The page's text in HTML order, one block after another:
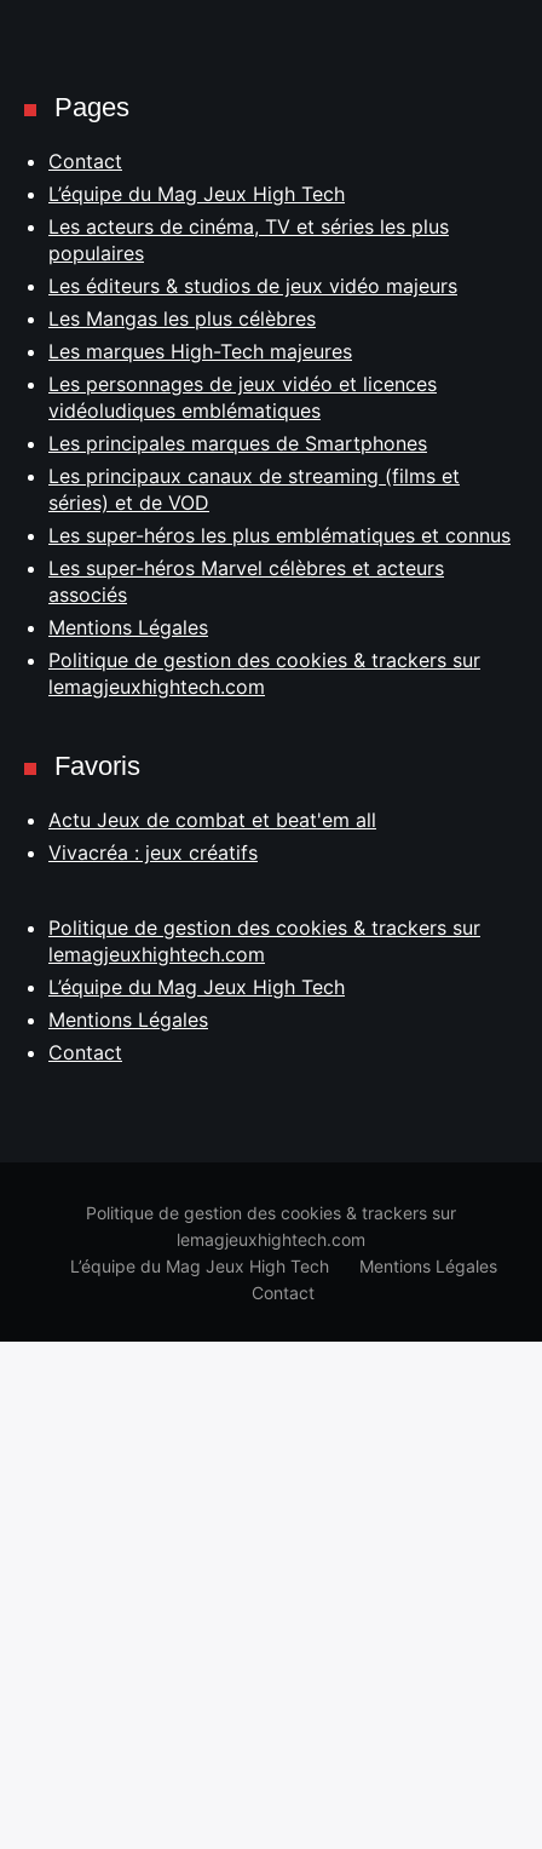
Pages
Contact
L’équipe du Mag Jeux High Tech
Les acteurs de cinéma, TV et séries les plus
populaires
Les éditeurs & studios de jeux vidéo majeurs
Les Mangas les plus célèbres
Les marques High-Tech majeures
Les personnages de jeux vidéo et licences
vidéoludiques emblématiques
Les principales marques de Smartphones
Les principaux canaux de streaming (films et
séries) et de VOD
Les super-héros les plus emblématiques et connus
Les super-héros Marvel célèbres et acteurs
associés
Mentions Légales
Politique de gestion des cookies & trackers sur
lemagjeuxhightech.com
Favoris
Actu Jeux de combat et beat'em all
Vivacréa : jeux créatifs
Politique de gestion des cookies & trackers sur
lemagjeuxhightech.com
L’équipe du Mag Jeux High Tech
Mentions Légales
Contact
Politique de gestion des cookies & trackers sur
lemagjeuxhightech.com
L’équipe du Mag Jeux High Tech
Mentions Légales
Contact